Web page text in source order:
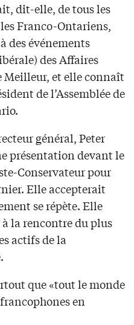
dit-elle, de tous les
Franco-Ontariens,
des événements
des Affaires
Meilleur, et elle connaît
de l’Assemblée de
général, Peter
présentation devant le
Conservateur pour
Elle accepterait
se répète. Elle
la rencontre du plus
actifs de la
que «tout le monde
en